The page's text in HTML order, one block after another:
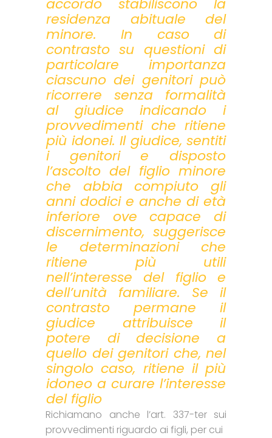
accordo stabiliscono la
residenza abituale del
minore. In caso di
contrasto su questioni di
particolare importanza
ciascuno dei genitori può
ricorrere senza formalità
al giudice indicando i
provvedimenti che ritiene
più idonei. Il giudice, sentiti
i genitori e disposto
l’ascolto del figlio minore
che abbia compiuto gli
anni dodici e anche di età
inferiore ove capace di
discernimento, suggerisce
le determinazioni che
ritiene più utili
nell’interesse del figlio e
dell’unità familiare. Se il
contrasto permane il
giudice attribuisce il
potere di decisione a
quello dei genitori che, nel
singolo caso, ritiene il più
idoneo a curare l’interesse
del figlio
Richiamano anche l’art. 337-ter sui
provvedimenti riguardo ai figli, per cui